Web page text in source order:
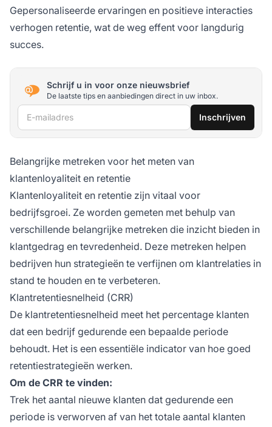
Gepersonaliseerde ervaringen en positieve interacties
verhogen retentie, wat de weg effent voor langdurig
succes.
Schrijf u in voor onze nieuwsbrief
De laatste tips en aanbiedingen direct in uw inbox.
E-mailadres Inschrijven
Belangrijke metreken voor het meten van
klantenloyaliteit en retentie
Klantenloyaliteit en retentie zijn vitaal voor
bedrijfsgroei. Ze worden gemeten met behulp van
verschillende belangrijke metreken die inzicht bieden in
klantgedrag en tevredenheid. Deze metreken helpen
bedrijven hun strategieën te verfijnen om klantrelaties in
stand te houden en te verbeteren.
Klantretentiesnelheid (CRR)
De klantretentiesnelheid meet het percentage klanten
dat een bedrijf gedurende een bepaalde periode
behoudt. Het is een essentiële indicator van hoe goed
retentiestrategieën werken.
Om de CRR te vinden:
Trek het aantal nieuwe klanten dat gedurende een
periode is verworven af van het totale aantal klanten